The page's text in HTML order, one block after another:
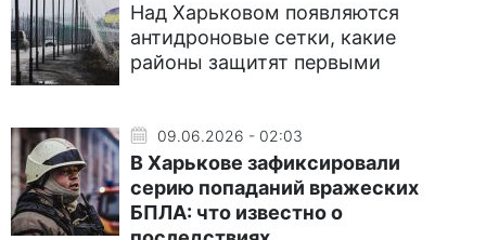
Над Харьковом появляются
антидроновые сетки, какие
районы защитят первыми
09.06.2026 - 02:03
В Харькове зафиксировали
серию попаданий вражеских
БПЛА: что известно о